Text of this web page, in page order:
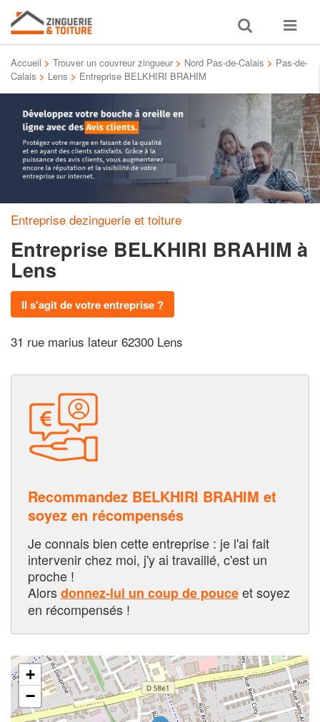
Toggle
search
Toggle
Accueil > Trouver un couvreur zingueur > Nord Pas-de-Calais > Pas-de-
Calais > Lens > Entreprise BELKHIRI BRAHIM
Entreprise dezinguerie et toiture
Entreprise BELKHIRI BRAHIM à
Lens
Il s'agit de votre entreprise ?
31 rue marius lateur 62300 Lens
Recommandez BELKHIRI BRAHIM et
soyez en récompensés
Je connais bien cette entreprise : je l'ai fait
intervenir chez moi, j'y ai travaillé, c'est un
proche !
Alorsdonnez-lui un coup de pouceet soyez
en récompensés !
+
−